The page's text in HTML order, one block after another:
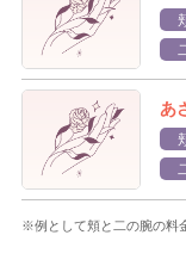
あ
※例として頬と二の腕の料